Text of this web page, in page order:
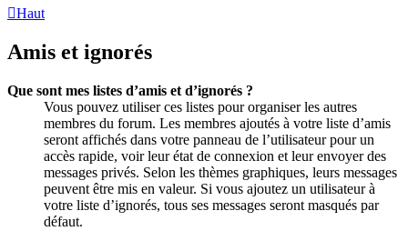
Haut
Amis et ignorés
Que sont mes listes d’amis et d’ignorés ?
Vous pouvez utiliser ces listes pour organiser les autres
membres du forum. Les membres ajoutés à votre liste d’amis
seront affichés dans votre panneau de l’utilisateur pour un
accès rapide, voir leur état de connexion et leur envoyer des
messages privés. Selon les thèmes graphiques, leurs messages
peuvent être mis en valeur. Si vous ajoutez un utilisateur à
votre liste d’ignorés, tous ses messages seront masqués par
défaut.